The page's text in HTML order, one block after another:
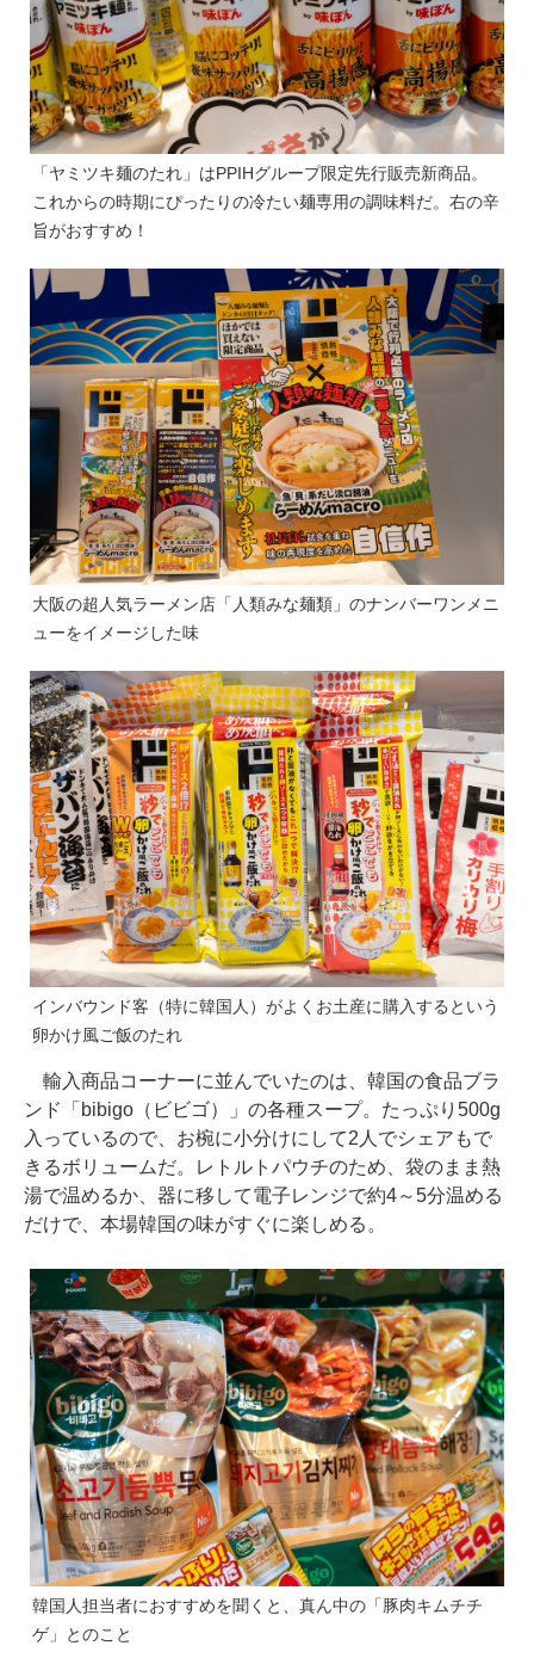
「ヤミツキ麺のたれ」はPPIHグループ限定先行販売新商品。
これからの時期にぴったりの冷たい麺専用の調味料だ。右の辛
旨がおすすめ！
大阪の超人気ラーメン店「人類みな麺類」のナンバーワンメニ
ューをイメージした味
インバウンド客（特に韓国人）がよくお土産に購入するという
卵かけ風ご飯のたれ
輸入商品コーナーに並んでいたのは、韓国の食品ブラ
ンド「bibigo（ビビゴ）」の各種スープ。たっぷり500g
入っているので、お椀に小分けにして2人でシェアもで
きるボリュームだ。レトルトパウチのため、袋のまま熱
湯で温めるか、器に移して電子レンジで約4～5分温める
だけで、本場韓国の味がすぐに楽しめる。
韓国人担当者におすすめを聞くと、真ん中の「豚肉キムチチ
ゲ」とのこと